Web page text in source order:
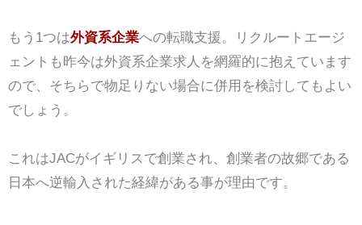
もう1つは外資系企業への転職支援。リクルートエージ
ェントも昨今は外資系企業求人を網羅的に抱えています
ので、そちらで物足りない場合に併用を検討してもよい
でしょう。
これはJACがイギリスで創業され、創業者の故郷である
日本へ逆輸入された経緯がある事が理由です。